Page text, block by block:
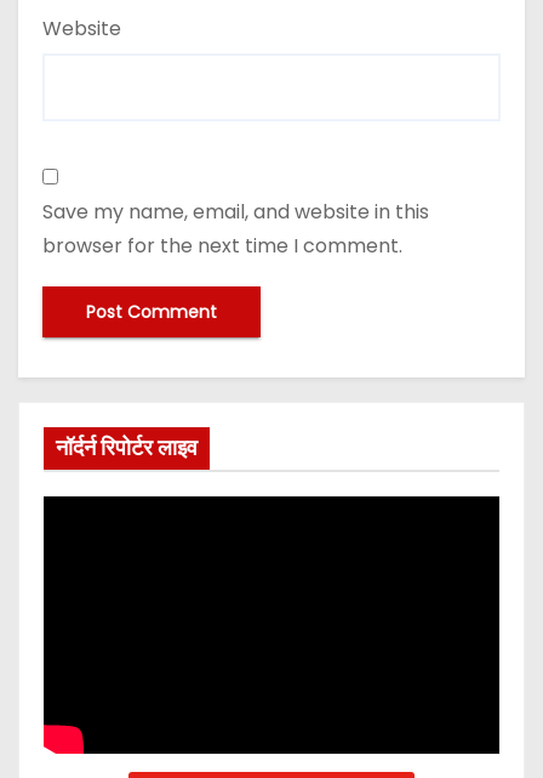
Website
Save my name, email, and website in this
browser for the next time I comment.
नॉर्दर्न रिपोर्टर लाइव